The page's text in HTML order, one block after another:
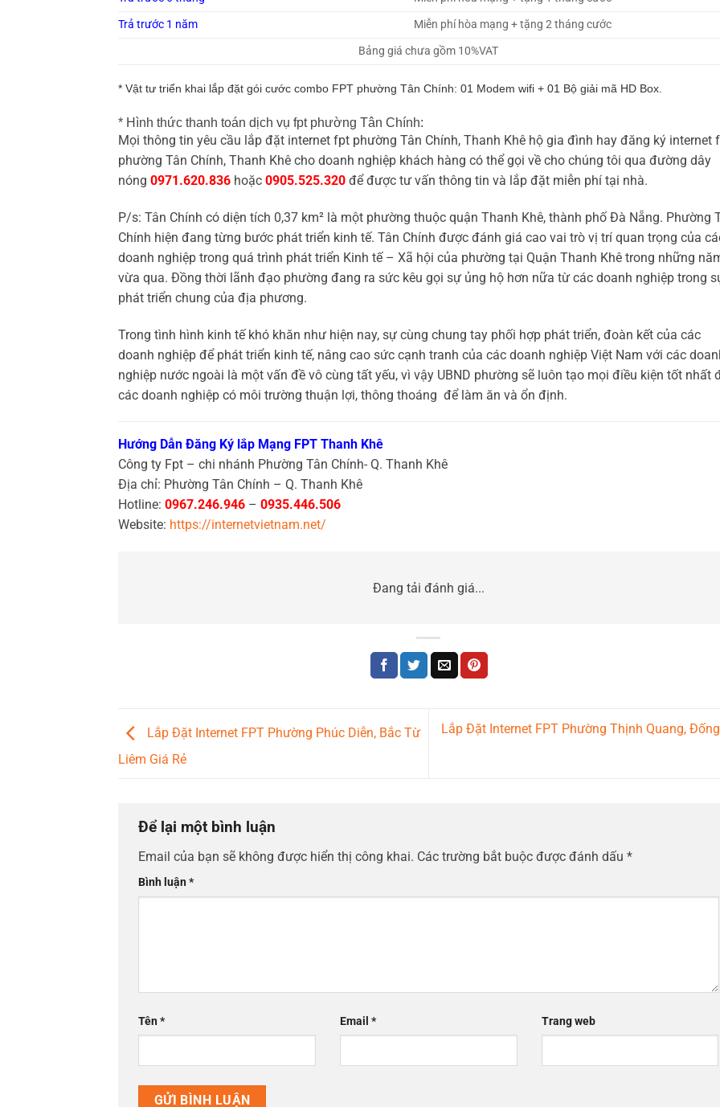
Trả trước 1 năm
Miễn phí hòa mạng + tặng 2 tháng cước
Bảng giá chưa gồm 10%VAT
* Vật tư triển khai lắp đặt gói cước combo FPT phường Tân Chính: 01 Modem wifi + 01 Bộ giải mã HD Box.
* Hình thức thanh toán dịch vụ fpt phường Tân Chính:
Mọi thông tin yêu cầu lắp đặt internet fpt phường Tân Chính, Thanh Khê hộ gia đình hay đăng ký internet
phường Tân Chính, Thanh Khê cho doanh nghiệp khách hàng có thể gọi về cho chúng tôi qua đường dây
nóng 0971.620.836 hoặc 0905.525.320 để được tư vấn thông tin và lắp đặt miễn phí tại nhà.
P/s: Tân Chính có diện tích 0,37 km² là một phường thuộc quận Thanh Khê, thành phố Đà Nẵng. Phường
Chính hiện đang từng bước phát triển kinh tế. Tân Chính được đánh giá cao vai trò vị trí quan trọng của
doanh nghiệp trong quá trình phát triển Kinh tế – Xã hội của phường tại Quận Thanh Khê trong những
vừa qua. Đồng thời lãnh đạo phường đang ra sức kêu gọi sự ủng hộ hơn nữa từ các doanh nghiệp trong
phát triển chung của địa phương.
Trong tình hình kinh tế khó khăn như hiện nay, sự cùng chung tay phối hợp phát triển, đoàn kết của các
doanh nghiệp để phát triển kinh tế, nâng cao sức cạnh tranh của các doanh nghiệp Việt Nam với các
nghiệp nước ngoài là một vấn đề vô cùng tất yếu, vì vậy UBND phường sẽ luôn tạo mọi điều kiện tốt nhất
các doanh nghiệp có môi trường thuận lợi, thông thoáng để làm ăn và ổn định.
Hướng Dẫn Đăng Ký lắp Mạng FPT Thanh Khê
Công ty Fpt – chi nhánh Phường Tân Chính- Q. Thanh Khê
Địa chỉ: Phường Tân Chính – Q. Thanh Khê
Hotline: 0967.246.946 – 0935.446.506
Website: https://internetvietnam.net/
Đang tải đánh giá...
Lắp Đặt Internet FPT Phường Phúc Diễn, Bắc Từ
Liêm Giá Rẻ
Lắp Đặt Internet FPT Phường Thịnh Quang,
Để lại một bình luận
Email của bạn sẽ không được hiển thị công khai. Các trường bắt buộc được đánh dấu *
Bình luận*
Tên* Email * Trang web